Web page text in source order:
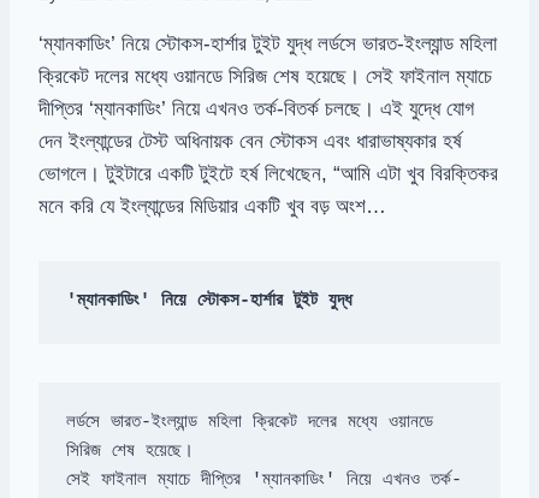
‘ম্যানকাডিং’ নিয়ে স্টোকস-হার্শার টুইট যুদ্ধ লর্ডসে ভারত-ইংল্যান্ড মহিলা
ক্রিকেট দলের মধ্যে ওয়ানডে সিরিজ শেষ হয়েছে। সেই ফাইনাল ম্যাচে
দীপ্তির ‘ম্যানকাডিং’ নিয়ে এখনও তর্ক-বিতর্ক চলছে। এই যুদ্ধে যোগ
দেন ইংল্যান্ডের টেস্ট অধিনায়ক বেন স্টোকস এবং ধারাভাষ্যকার হর্ষ
ভোগলে। টুইটারে একটি টুইটে হর্ষ লিখেছেন, “আমি এটা খুব বিরক্তিকর
মনে করি যে ইংল্যান্ডের মিডিয়ার একটি খুব বড় অংশ…
'ম্যানকাডিং' নিয়ে স্টোকস-হার্শার টুইট যুদ্ধ
লর্ডসে ভারত-ইংল্যান্ড মহিলা ক্রিকেট দলের মধ্যে ওয়ানডে
সেই ফাইনাল ম্যাচে দীপ্তির 'ম্যানকাডিং' নিয়ে এখনও তর্ক-